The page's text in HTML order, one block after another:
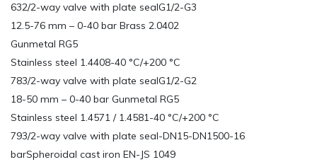
632/2-way valve with plate sealG1/2-G3
12.5-76 mm – 0-40 bar Brass 2.0402
Gunmetal RG5
Stainless steel 1.4408-40 °C/+200 °C
783/2-way valve with plate sealG1/2-G2
18-50 mm – 0-40 bar Gunmetal RG5
Stainless steel 1.4571 / 1.4581-40 °C/+200 °C
793/2-way valve with plate seal-DN15-DN1500-16
barSpheroidal cast iron EN-JS 1049